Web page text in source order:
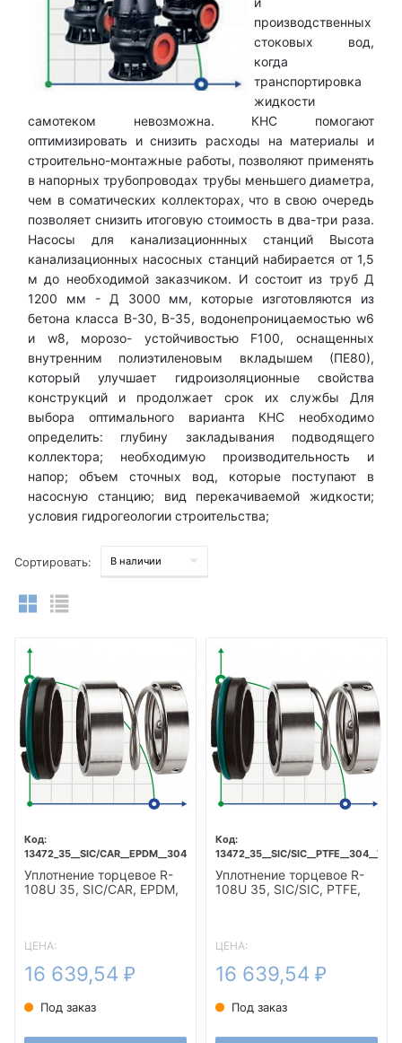
производственных
стоковых вод,
когда
транспортировка
жидкости
самотеком невозможна. КНС помогают
оптимизировать и снизить расходы на материалы и
строительно-монтажные работы, позволяют применять
в напорных трубопроводах трубы меньшего диаметра,
чем в соматических коллекторах, что в свою очередь
позволяет снизить итоговую стоимость в два-три раза.
Насосы для канализационнных станций Высота
канализационных насосных станций набирается от 1,5
м до необходимой заказчиком. И состоит из труб Д
1200 мм - Д 3000 мм, которые изготовляются из
бетона класса В-30, В-35, водонепроницаемостью w6
и w8, морозо- устойчивостью F100, оснащенных
внутренним полиэтиленовым вкладышем (ПЕ80),
который улучшает гидроизоляционные свойства
конструкций и продолжает срок их службы Для
выбора оптимального варианта КНС необходимо
определить: глубину закладывания подводящего
коллектора; необходимую производительность и
напор; объем сточных вод, которые поступают в
насосную станцию; вид перекачиваемой жидкости;
условия гидрогеологии строительства;
Сортировать:
13472_35__SIC/CAR__EPDM__304__T5F
Уплотнение торцевое R-
108U 35, SIC/CAR, EPDM,
ЦЕНА:
16 639,54 ₽
Под заказ
13472_35__SIC/SIC__PTFE__304__T5F
Уплотнение торцевое R-
108U 35, SIC/SIC, PTFE,
ЦЕНА:
16 639,54 ₽
Под заказ